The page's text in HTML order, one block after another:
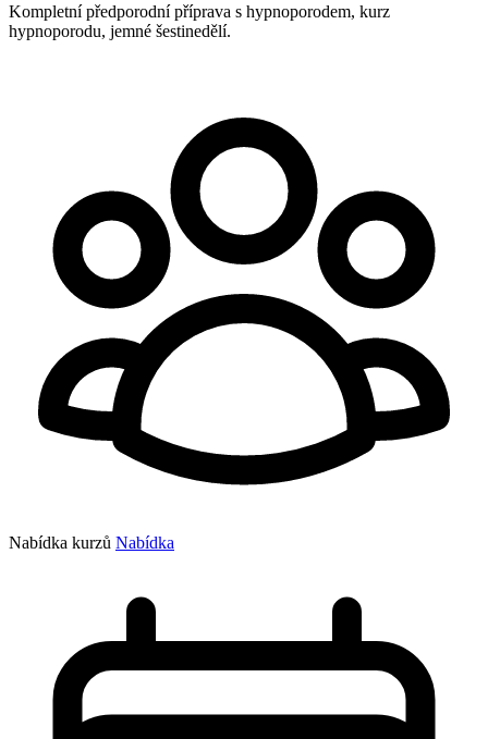
Kompletní předporodní příprava s hypnoporodem, kurz
hypnoporodu, jemné šestinedělí.
Nabídka kurzů Nabídka